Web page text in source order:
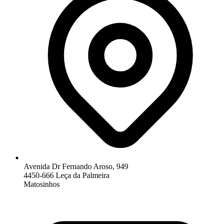
Avenida Dr Fernando Aroso, 949
4450-666 Leça da Palmeira
Matosinhos